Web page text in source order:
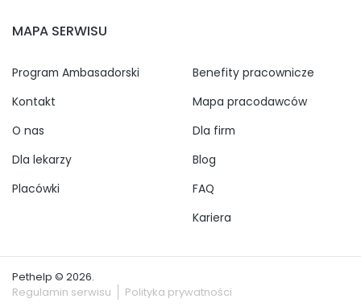
MAPA SERWISU
Program Ambasadorski
Kontakt
O nas
Dla lekarzy
Placówki
Benefity pracownicze
Mapa pracodawców
Dla firm
Blog
FAQ
Kariera
Pethelp © 2026.
Regulamin serwisu
Polityka prywatności